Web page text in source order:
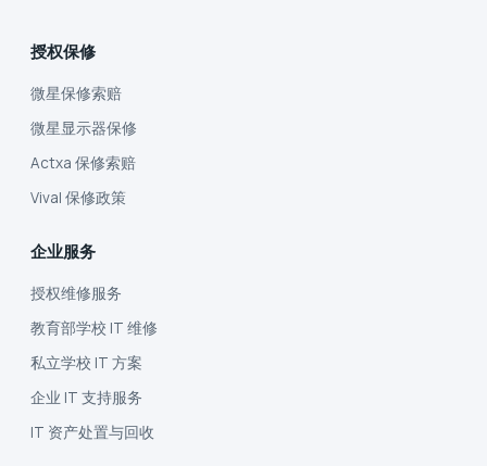
授权保修
微星保修索赔
微星显示器保修
Actxa 保修索赔
Vival 保修政策
企业服务
授权维修服务
教育部学校 IT 维修
私立学校 IT 方案
企业 IT 支持服务
IT 资产处置与回收